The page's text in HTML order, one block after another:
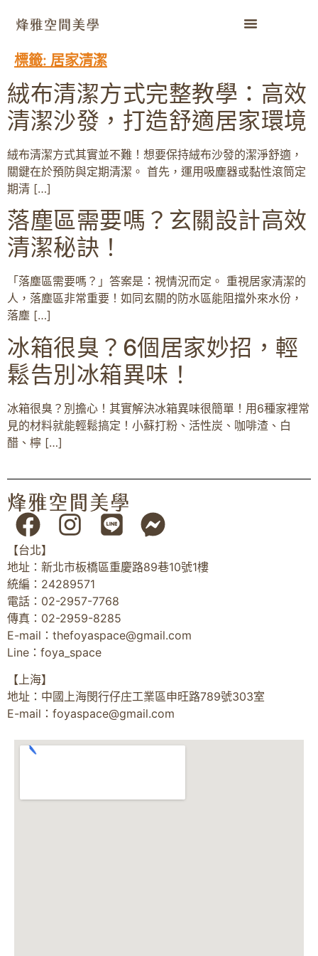
標籤: 居家清潔
絨布清潔方式完整教學：高效
清潔沙發，打造舒適居家環境
絨布清潔方式其實並不難！想要保持絨布沙發的潔淨舒適，
關鍵在於預防與定期清潔。 首先，運用吸塵器或黏性滾筒定
期清 […]
落塵區需要嗎？玄關設計高效
清潔秘訣！
「落塵區需要嗎？」答案是：視情況而定。 重視居家清潔的
人，落塵區非常重要！如同玄關的防水區能阻擋外來水份，
落塵 […]
冰箱很臭？6個居家妙招，輕
鬆告別冰箱異味！
冰箱很臭？別擔心！其實解決冰箱異味很簡單！用6種家裡常
見的材料就能輕鬆搞定！小蘇打粉、活性炭、咖啡渣、白
醋、檸 […]
【台北】
地址：新北市板橋區重慶路89巷10號1樓
統編：24289571
電話：02-2957-7768
傳真：02-2959-8285
E-mail： thefoyaspace@gmail.com
Line：foya_space
【上海】
地址：中國上海閔行仔庄工業區申旺路789號303室
E-mail： foyaspace@gmail.com